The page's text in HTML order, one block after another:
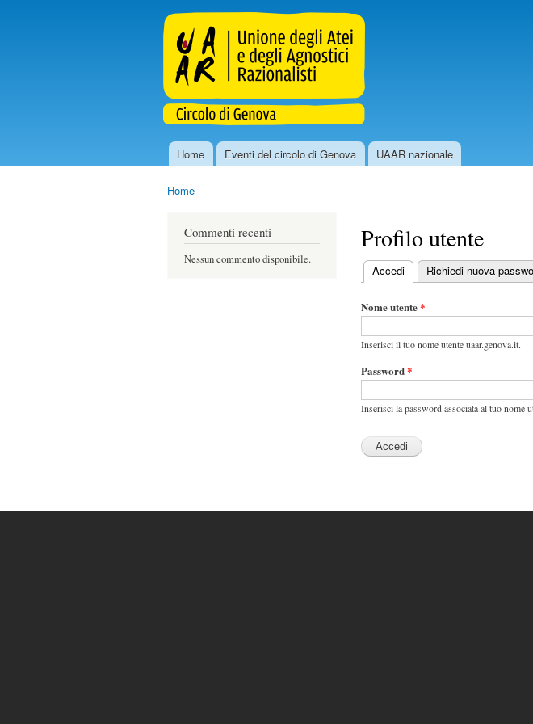
uaar.genova.it
Menu principale
Home Eventi del circolo di Genova UAAR nazionale
Home
Commenti recenti
Nessun commento disponibile.
Profilo utente
Schede primarie
Accedi (scheda attiva)
Richiedi nuova
Nome utente*
Inserisci il tuo nome utente uaar.genova.it.
Password*
Inserisci la password associata al tuo nome